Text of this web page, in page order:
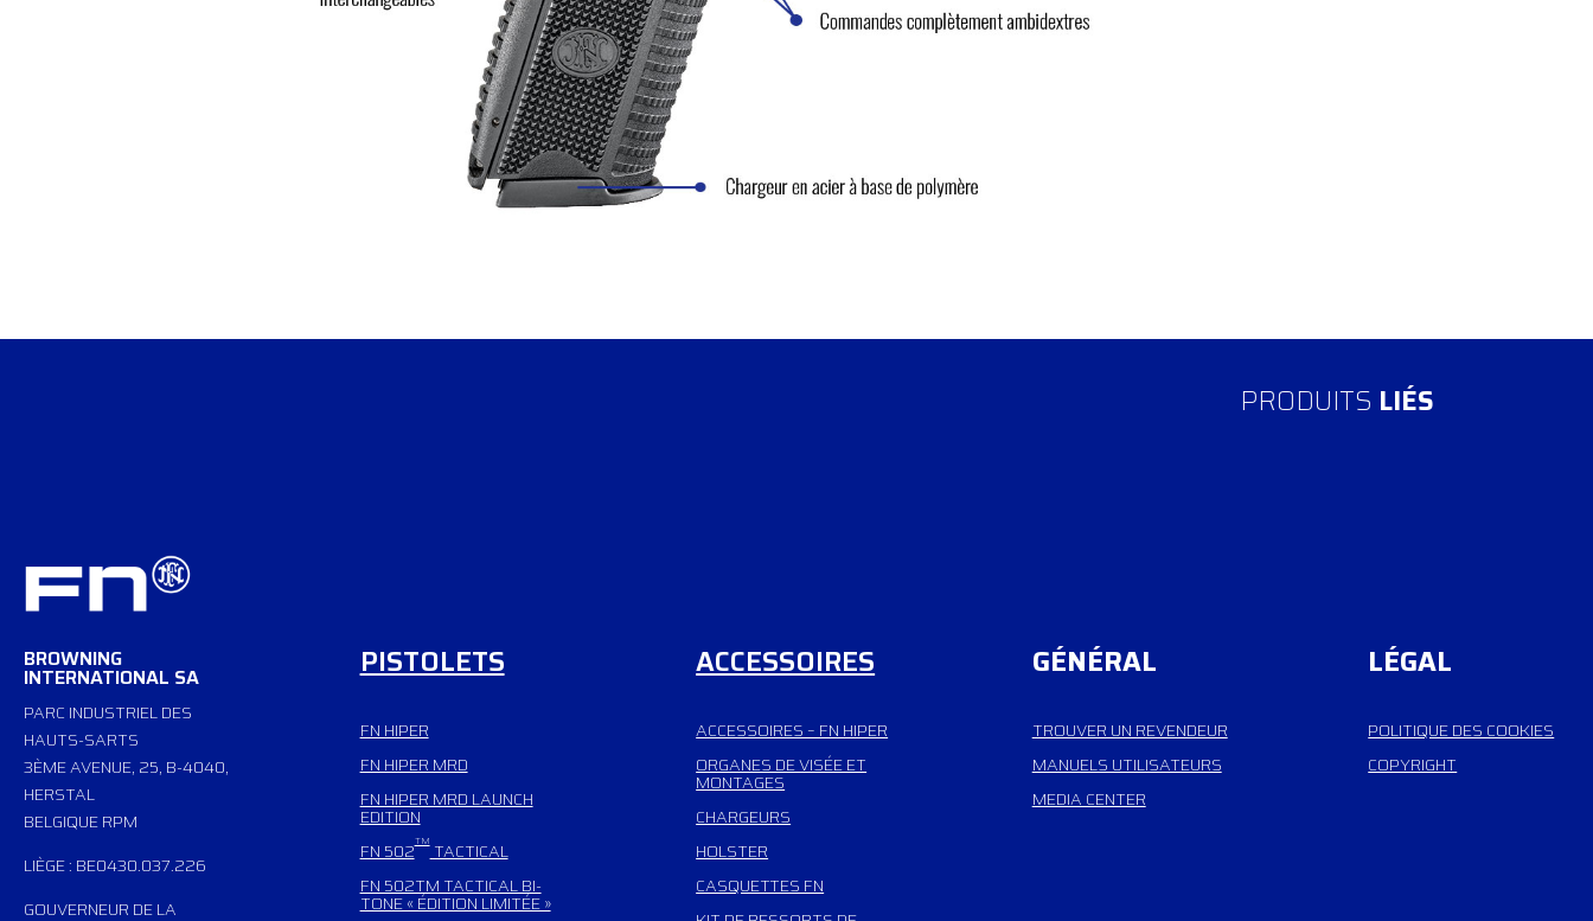
PRODUITS LIÉS
BROWNING
INTERNATIONAL SA
PARC INDUSTRIEL DES
HAUTS-SARTS
3ÈME AVENUE, 25, B-4040,
HERSTAL
BELGIQUE RPM
LIÈGE : BE0430.037.226
GOUVERNEUR DE LA
PISTOLETS
FN HIPER
FN HIPER MRD
FN HIPER MRD LAUNCH
EDITION
FN 502TMTACTICAL
FN 502TM TACTICAL BI-
TONE « ÉDITION LIMITÉE »
ACCESSOIRES
ACCESSOIRES – FN HIPER
ORGANES DE VISÉE ET
MONTAGES
CHARGEURS
HOLSTER
CASQUETTES FN
GÉNÉRAL
TROUVER UN REVENDEUR
MANUELS UTILISATEURS
MEDIA CENTER
LÉGAL
POLITIQUE DES COOKIES
COPYRIGHT